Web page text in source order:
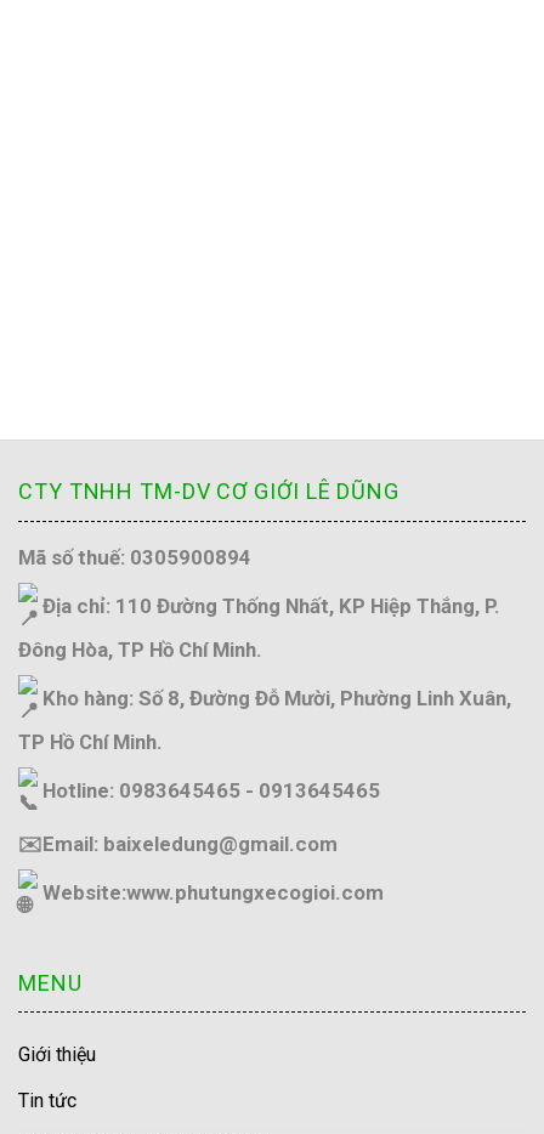
CTY TNHH TM-DV CƠ GIỚI LÊ DŨNG
Mã số thuế: 0305900894
Địa chỉ: 110 Đường Thống Nhất, KP Hiệp Thắng, P.
Đông Hòa, TP Hồ Chí Minh.
Kho hàng: Số 8, Đường Đỗ Mười, Phường Linh Xuân,
TP Hồ Chí Minh.
Hotline: 0983645465 - 0913645465
✉️Email: baixeledung@gmail.com
Website:www.phutungxecogioi.com
MENU
Giới thiệu
Tin tức